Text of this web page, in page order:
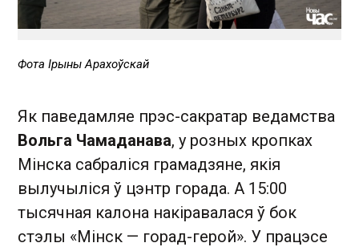
Фота Ірыны Арахоўскай
Як паведамляе прэс-сакратар ведамства
Вольга Чамаданава, у розных кропках
Мінска сабраліся грамадзяне, якія
вылучыліся ў цэнтр горада. А 15:00
тысячная калона накіравалася ў бок
стэлы «Мінск — горад-герой». У працэсе